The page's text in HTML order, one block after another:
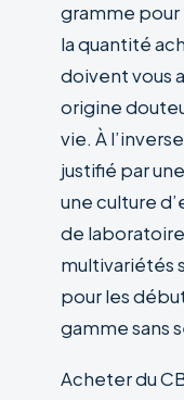
gramme pour
la quantité
doivent vous
origine
vie. À
justifié par
une culture
de
multivariétés
pour les
gamme sans
Acheter du